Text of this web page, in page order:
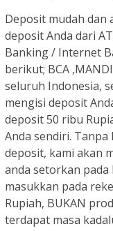
Deposit mudah dan
deposit Anda dari
Banking / Internet
berikut; BCA
seluruh Indonesia,
mengisi deposit
deposit 50 ribu
Anda sendiri.
deposit, kami akan
anda setorkan
masukkan pada
Rupiah, BUKAN
terdapat masa